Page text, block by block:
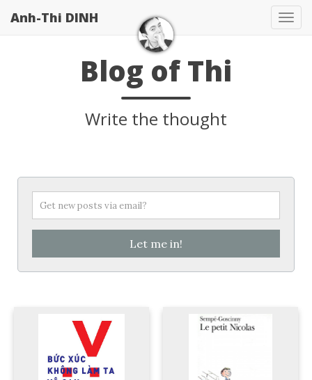
Anh-Thi DINH
Blog of Thi
Write the thought
Let me in!